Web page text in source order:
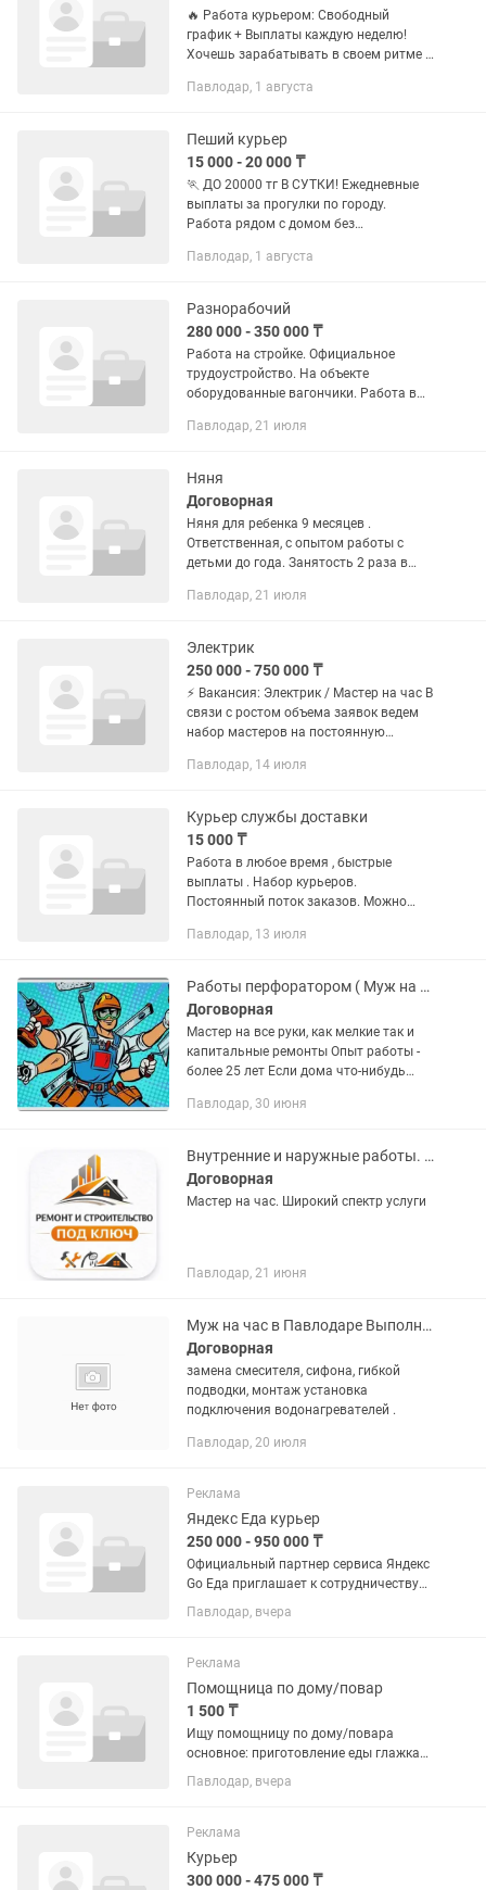
🔥 Работа курьером: Свободный
график + Выплаты каждую неделю!
Хочешь зарабатывать в своем ритме и
на смену уже сегодня — без
по...
Павлодар, 1 августа
Пеший курьер
15 000 - 20 000 ₸
🏃 ДО 20000 тг В СУТКИ! Ежедневные
выплаты за прогулки по городу.
Работа рядом с домом без
регистрация за 10 минут Что нужно
Павлодар, 1 августа
Разнорабочий
280 000 - 350 000 ₸
Работа на стройке. Официальное
трудоустройство. На объекте
оборудованные вагончики. Работа в
чистыми на руки. Ставка 2000 в час
пятница с...
Павлодар, 21 июля
Няня
Договорная
Няня для ребенка 9 месяцев .
Ответственная, с опытом работы с
детьми до года. Занятость 2 раза в
можем обговорить.
Павлодар, 21 июля
Электрик
250 000 - 750 000 ₸
⚡ Вакансия: Электрик / Мастер на час В
связи с ростом объема заявок ведем
набор мастеров на постоянную
Сменный график. Формат:...
Павлодар, 14 июля
Курьер службы доставки
15 000 ₸
Работа в любое время , быстрые
выплаты . Набор курьеров.
Постоянный поток заказов. Можно
днём и ночью. Пеший , вело , авто ,
Павлодар, 13 июля
Работы перфоратором ( Муж на час)
Договорная
Мастер на все руки, как мелкие так и
капитальные ремонты Опыт работы -
более 25 лет Если дома что-нибудь
это ко мне Если нужно установить
Павлодар, 30 июня
Внутренние и наружные работы. Мастер на час
Договорная
Мастер на час. Широкий спектр услуги
Павлодар, 21 июня
Муж на час в Павлодаре Выполняю мелкие бытовые работы быстро и аккуратно
Договорная
замена смесителя, сифона, гибкой
подводки, монтаж установка
подключения водонагревателей .
Павлодар, 20 июля
Реклама
Яндекс Еда курьер
250 000 - 950 000 ₸
Официальный партнер сервиса Яндекс
Go Еда приглашает к сотрудничеству
курьера. Опыт работы не требуется.
Обучаем, выдаем инвентарь и
ДОХОД И ВЫПЛАТЫ: Мы предлагаем...
Павлодар, вчера
Реклама
Помощница по дому/повар
1 500 ₸
Ищу помощницу по дому/повара
основное: приготовление еды глажка
уборка 2 раза в неделю по 3-4 часа
Требования: Аккуратность,
Опыт работы приветствуется, но не...
Павлодар, вчера
Реклама
Курьер
300 000 - 475 000 ₸